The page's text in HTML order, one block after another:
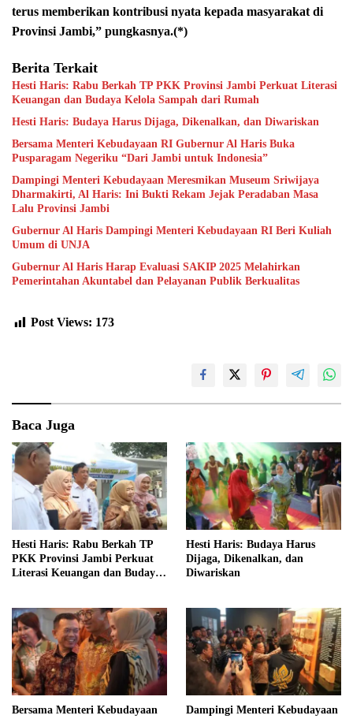
terus memberikan kontribusi nyata kepada masyarakat di
Provinsi Jambi,” pungkasnya.(*)
Berita Terkait
Hesti Haris: Rabu Berkah TP PKK Provinsi Jambi Perkuat Literasi
Keuangan dan Budaya Kelola Sampah dari Rumah
Hesti Haris: Budaya Harus Dijaga, Dikenalkan, dan Diwariskan
Bersama Menteri Kebudayaan RI Gubernur Al Haris Buka
Pusparagam Negeriku “Dari Jambi untuk Indonesia”
Dampingi Menteri Kebudayaan Meresmikan Museum Sriwijaya
Dharmakirti, Al Haris: Ini Bukti Rekam Jejak Peradaban Masa
Lalu Provinsi Jambi
Gubernur Al Haris Dampingi Menteri Kebudayaan RI Beri Kuliah
Umum di UNJA
Gubernur Al Haris Harap Evaluasi SAKIP 2025 Melahirkan
Pemerintahan Akuntabel dan Pelayanan Publik Berkualitas
Post Views: 173
Baca Juga
Hesti Haris: Rabu Berkah TP
PKK Provinsi Jambi Perkuat
Literasi Keuangan dan Budaya
Hesti Haris: Budaya Harus
Dijaga, Dikenalkan, dan
Diwariskan
Bersama Menteri Kebudayaan
Dampingi Menteri Kebudayaan